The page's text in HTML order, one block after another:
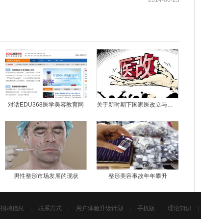
对话EDU368医学美容教育网 关于新时期下国家医改立与破的见解
男性整形市场发展的现状 整形美容事故年年攀升
招聘信息 联系方式 用户体验升级计划 手机版 理论知识